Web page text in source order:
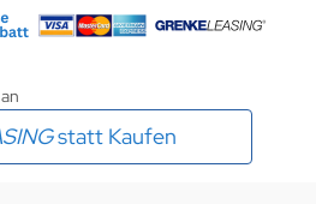
statt Kaufen